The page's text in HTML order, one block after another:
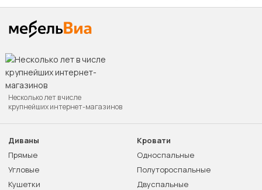
Несколько лет в числе
крупнейших интернет-магазинов
Диваны
Прямые
Угловые
Кушетки
Кровати
Односпальные
Полутороспальные
Двуспальные